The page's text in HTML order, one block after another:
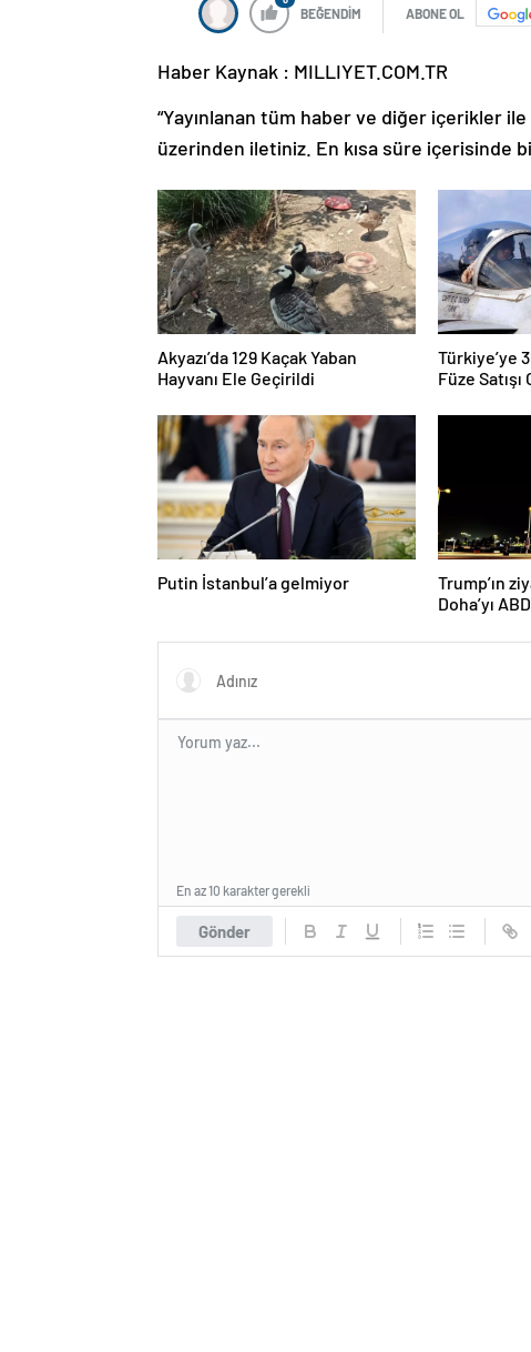
BEĞENDİM ABONE OL
Haber Kaynak : MILLIYET.COM.TR
“Yayınlanan tüm haber ve diğer içerikler
üzerinden iletiniz. En kısa süre içerisinde
Akyazı’da 129 Kaçak Yaban
Hayvanı Ele Geçirildi
Türkiye’ye
Füze Satışı
Putin İstanbul’a gelmiyor
Trump’ın
Doha’yı
Gönder
En az 10 karakter gerekli